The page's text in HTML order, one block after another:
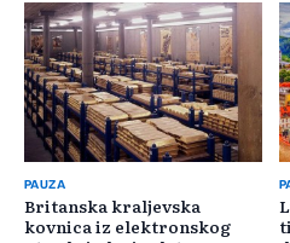
PAUZA
Britanska kraljevska
kovnica iz elektronskog